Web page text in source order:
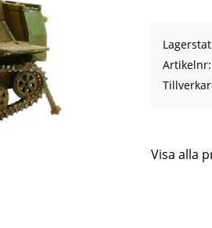
Artikelnr
Visa alla